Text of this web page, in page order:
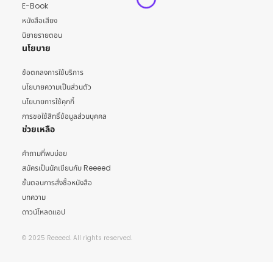
E-Book
หนังสือเสียง
นิยายรายตอน
นโยบาย
ข้อตกลงการใช้บริการ
นโยบายความเป็นส่วนตัว
นโยบายการใช้คุกกี้
การขอใช้สิทธิ์ข้อมูลส่วนบุคคล
ช่วยเหลือ
คำถามที่พบบ่อย
สมัครเป็นนักเขียนกับ Reeeed
ขั้นตอนการสั่งซื้อหนังสือ
บทความ
ดาวน์โหลดแอป
© 2025 Reeeed. All rights reserved.